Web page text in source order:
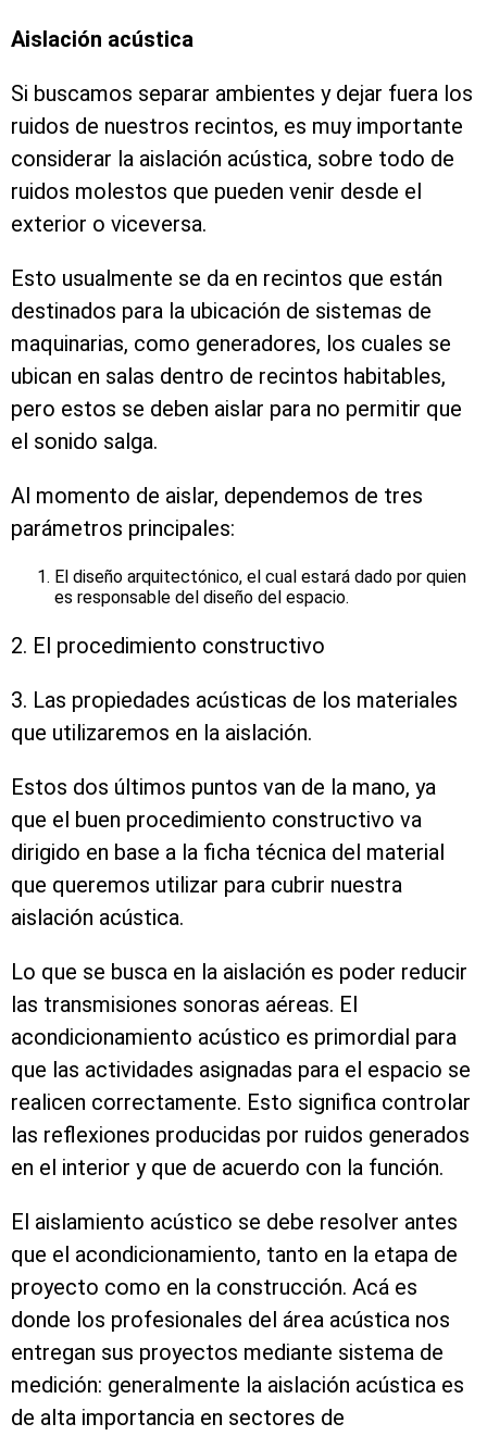
Aislación acústica
Si buscamos separar ambientes y dejar fuera los
ruidos de nuestros recintos, es muy importante
considerar la aislación acústica, sobre todo de
ruidos molestos que pueden venir desde el
exterior o viceversa.
Esto usualmente se da en recintos que están
destinados para la ubicación de sistemas de
maquinarias, como generadores, los cuales se
ubican en salas dentro de recintos habitables,
pero estos se deben aislar para no permitir que
el sonido salga.
Al momento de aislar, dependemos de tres
parámetros principales:
El diseño arquitectónico, el cual estará dado por quien
es responsable del diseño del espacio.
2. El procedimiento constructivo
3. Las propiedades acústicas de los materiales
que utilizaremos en la aislación.
Estos dos últimos puntos van de la mano, ya
que el buen procedimiento constructivo va
dirigido en base a la ficha técnica del material
que queremos utilizar para cubrir nuestra
aislación acústica.
Lo que se busca en la aislación es poder reducir
las transmisiones sonoras aéreas. El
acondicionamiento acústico es primordial para
que las actividades asignadas para el espacio se
realicen correctamente. Esto significa controlar
las reflexiones producidas por ruidos generados
en el interior y que de acuerdo con la función.
El aislamiento acústico se debe resolver antes
que el acondicionamiento, tanto en la etapa de
proyecto como en la construcción. Acá es
donde los profesionales del área acústica nos
entregan sus proyectos mediante sistema de
medición: generalmente la aislación acústica es
de alta importancia en sectores de